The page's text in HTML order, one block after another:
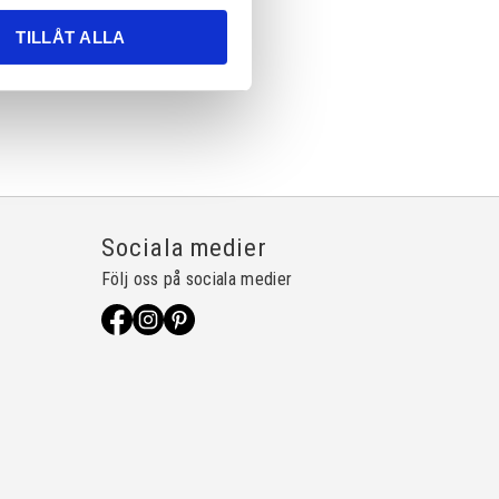
TILLÅT ALLA
Sociala medier
Följ oss på sociala medier